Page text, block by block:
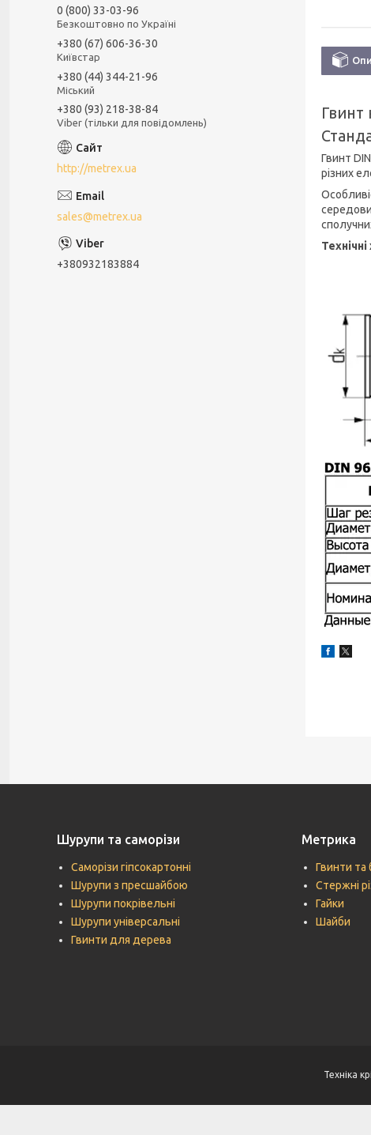
Гвинт
Гвинт
різних
0 (800) 33-03-96
Безкоштовно по Україні
+380 (67) 606-36-30
Київстар
+380 (44) 344-21-96
Міський
+380 (93) 218-38-84
Viber (тільки для повідомлень)
http://metrex.ua
sales@metrex.ua
+380932183884
Шурупи та саморізи
Саморізи гіпсокартонні
Шурупи з пресшайбою
Шурупи покрівельні
Шурупи універсальні
Гвинти для дерева
Метрика
Гвинти та
Стержні
Гайки
Шайби